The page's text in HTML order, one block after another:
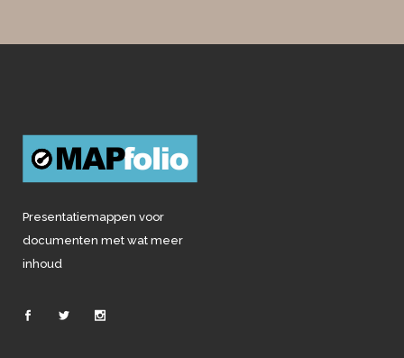
Presentatiemappen voor
documenten met wat meer
inhoud